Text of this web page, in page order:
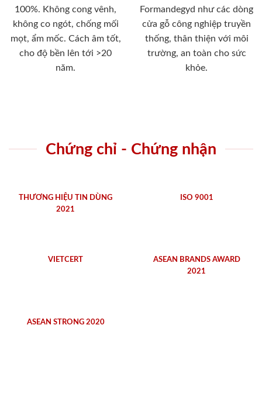
100%. Không cong vênh,
không co ngót, chống mối
mọt, ẩm mốc. Cách âm tốt,
cho độ bền lên tới >20
năm.
Formandegyd như các dòng
cửa gỗ công nghiệp truyền
thống, thân thiện với môi
trường, an toàn cho sức
khỏe.
Chứng chỉ - Chứng nhận
THƯƠNG HIỆU TIN DÙNG
2021
ISO 9001
VIETCERT
ASEAN BRANDS AWARD
2021
ASEAN STRONG 2020